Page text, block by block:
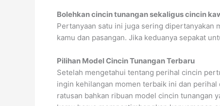
Bolehkan cincin tunangan sekaligus cincin
Pertanyaan satu ini juga sering dipertanyakan
kamu dan pasangan. Jika keduanya sepakat
Pilihan Model Cincin Tunangan Terbaru
Setelah mengetahui tentang perihal cincin
ingin kehilangan momen terbaik ini dan
ratusan bahkan ribuan model cincin tunangan